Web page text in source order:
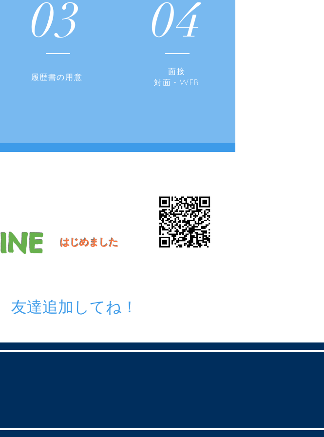
03
履歴書の用意
04
​面接
​対面・WEB
​はじめました
友達追加してね！